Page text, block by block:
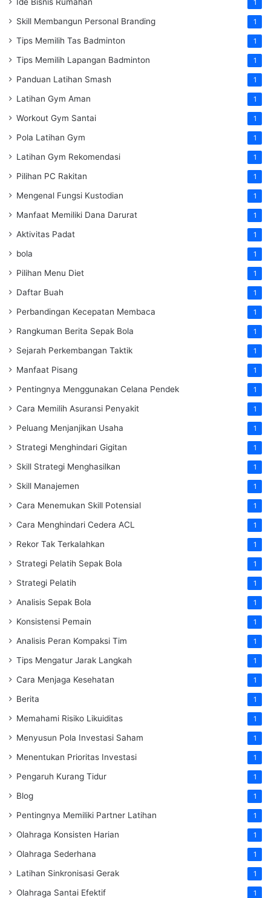
1
Skill Membangun Personal Branding 1
Tips Memilih Tas Badminton 1
Tips Memilih Lapangan Badminton 1
Panduan Latihan Smash 1
Latihan Gym Aman 1
Workout Gym Santai 1
Pola Latihan Gym 1
Latihan Gym Rekomendasi 1
Pilihan PC Rakitan 1
Mengenal Fungsi Kustodian 1
Manfaat Memiliki Dana Darurat 1
Aktivitas Padat 1
bola 1
Pilihan Menu Diet 1
Daftar Buah 1
Perbandingan Kecepatan Membaca 1
Rangkuman Berita Sepak Bola 1
Sejarah Perkembangan Taktik 1
Manfaat Pisang 1
Pentingnya Menggunakan Celana Pendek 1
Cara Memilih Asuransi Penyakit 1
Peluang Menjanjikan Usaha 1
Strategi Menghindari Gigitan 1
Skill Strategi Menghasilkan 1
Skill Manajemen 1
Cara Menemukan Skill Potensial 1
Cara Menghindari Cedera ACL 1
Rekor Tak Terkalahkan 1
Strategi Pelatih Sepak Bola 1
Strategi Pelatih 1
Analisis Sepak Bola 1
Konsistensi Pemain 1
Analisis Peran Kompaksi Tim 1
Tips Mengatur Jarak Langkah 1
Cara Menjaga Kesehatan 1
Berita 1
Memahami Risiko Likuiditas 1
Menyusun Pola Investasi Saham 1
Menentukan Prioritas Investasi 1
Pengaruh Kurang Tidur 1
Blog 1
Pentingnya Memiliki Partner Latihan 1
Olahraga Konsisten Harian 1
Olahraga Sederhana 1
Latihan Sinkronisasi Gerak 1
Olahraga Santai Efektif 1